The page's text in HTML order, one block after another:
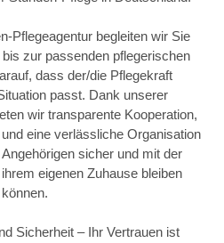
Pflegeagentur begleiten wir Sie
zur passenden pflegerischen
dass der/die Pflegekraft
passt. Dank unserer
wir transparente Kooperation,
eine verlässliche Organisation
sicher und mit der
eigenen Zuhause bleiben
können.
Sicherheit – Ihr Vertrauen ist